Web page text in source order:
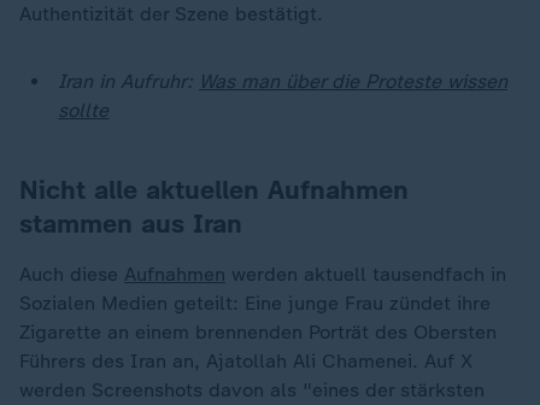
Authentizität der Szene bestätigt.
Iran in Aufruhr: Was man über die Proteste wissen
sollte
Nicht alle aktuellen Aufnahmen
stammen aus Iran
Auch diese Aufnahmen werden aktuell tausendfach in
Sozialen Medien geteilt: Eine junge Frau zündet ihre
Zigarette an einem brennenden Porträt des Obersten
Führers des Iran an, Ajatollah Ali Chamenei. Auf X
werden Screenshots davon als "eines der stärksten